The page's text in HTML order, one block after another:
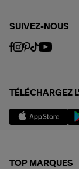
SUIVEZ-NOUS
TÉLÉCHARGEZ
TOP MARQUES